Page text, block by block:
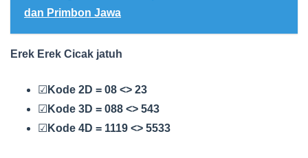
dan Primbon Jawa
Erek Erek Cicak jatuh
☑ Kode 2D = 08 <> 23
☑ Kode 3D = 088 <> 543
☑ Kode 4D = 1119 <> 5533